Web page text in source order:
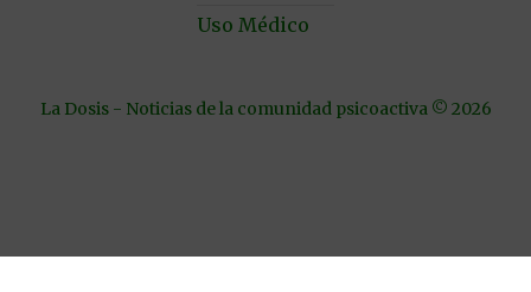
Uso Médico
La Dosis - Noticias de la comunidad psicoactiva © 2026